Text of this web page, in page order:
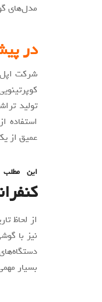
مدل‌های
در
شرکت اپل
تولید
استفاده
عمیق از
این مطلب
از لحاظ
بسیار